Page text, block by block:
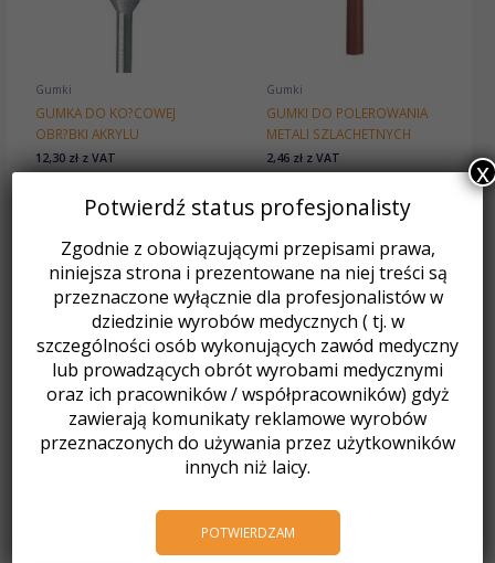
Gumki
GUMKA DO KO?COWEJ
OBR?BKI AKRYLU
12,30 zł z VAT
Gumki
GUMKI DO POLEROWANIA
METALI SZLACHETNYCH
2,46 złz VAT
Potwierdź status profesjonalisty
Zgodnie z obowiązującymi przepisami prawa,
niniejsza strona i prezentowane na niej treści są
przeznaczone wyłącznie dla profesjonalistów w
dziedzinie wyrobów medycznych ( tj. w
szczególności osób wykonujących zawód medyczny
lub prowadzących obrót wyrobami medycznymi
oraz ich pracowników / współpracowników) gdyż
zawierają komunikaty reklamowe wyrobów
przeznaczonych do używania przez użytkowników
innych niż laicy.
POTWIERDZAM
x